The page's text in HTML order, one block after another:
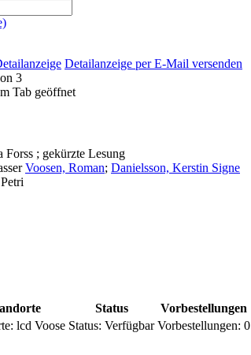
Detailanzeige per E-Mail versenden
3
Tab geöffnet
; gekürzte Lesung
Voosen, Roman; Danielsson, Kerstin Signe
Status Vorbestellungen
lcd Voose Status: Verfügbar Vorbestellungen: 0